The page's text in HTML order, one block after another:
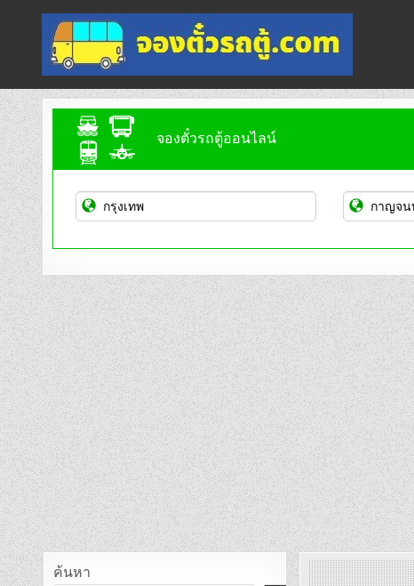
content
จองตั๋วรถตู้ออนไลน์
บริการจองตั๋วรถตู้ออนไลน์
จองตั๋วรถตู้ออนไลน์
ค้นหา